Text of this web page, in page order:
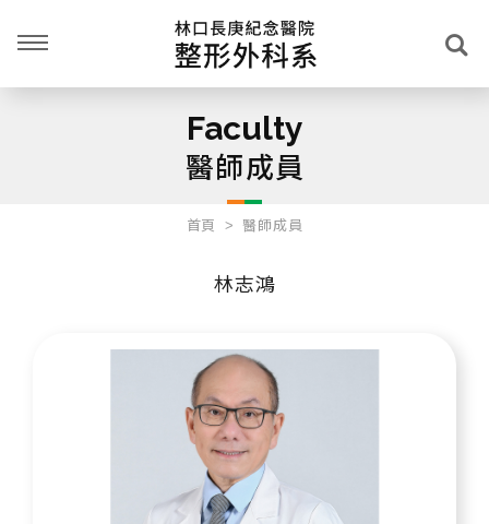
醫師成員
Faculty
首頁 醫師成員
林志鴻